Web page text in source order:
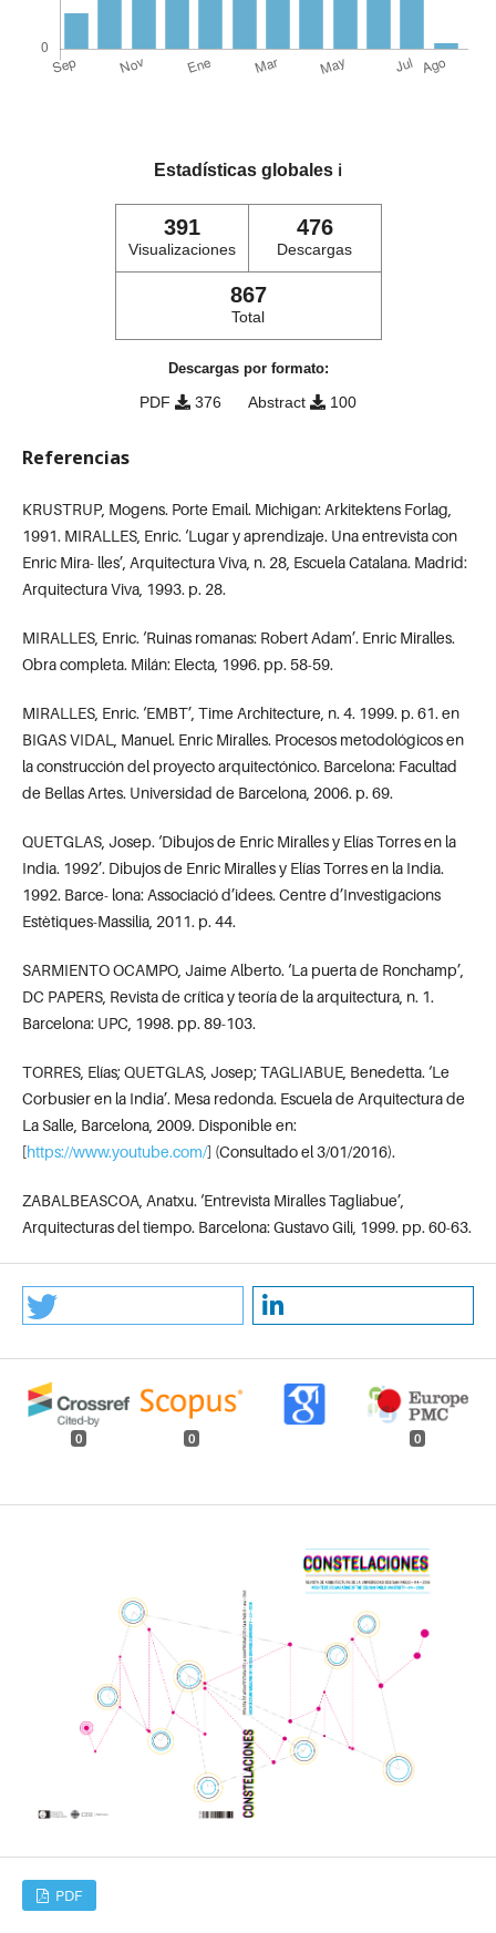
Estadísticas globales ℹ️
391
Visualizaciones
476
Descargas
867
Total
Descargas por formato:
PDF 376 Abstract 100
Referencias
KRUSTRUP, Mogens. Porte Email. Michigan: Arkitektens Forlag,
1991. MIRALLES, Enric. ‘Lugar y aprendizaje. Una entrevista con
Enric Mira- lles’, Arquitectura Viva, n. 28, Escuela Catalana. Madrid:
Arquitectura Viva, 1993. p. 28.
MIRALLES, Enric. ‘Ruinas romanas: Robert Adam’. Enric Miralles.
Obra completa. Milán: Electa, 1996. pp. 58-59.
MIRALLES, Enric. ‘EMBT’, Time Architecture, n. 4. 1999. p. 61. en
BIGAS VIDAL, Manuel. Enric Miralles. Procesos metodológicos en
la construcción del proyecto arquitectónico. Barcelona: Facultad
de Bellas Artes. Universidad de Barcelona, 2006. p. 69.
QUETGLAS, Josep. ‘Dibujos de Enric Miralles y Elías Torres en la
India. 1992’. Dibujos de Enric Miralles y Elías Torres en la India.
1992. Barce- lona: Associació d’idees. Centre d’Investigacions
Estètiques-Massilia, 2011. p. 44.
SARMIENTO OCAMPO, Jaime Alberto. ‘La puerta de Ronchamp’,
DC PAPERS, Revista de crítica y teoría de la arquitectura, n. 1.
Barcelona: UPC, 1998. pp. 89-103.
TORRES, Elías; QUETGLAS, Josep; TAGLIABUE, Benedetta. ‘Le
Corbusier en la India’. Mesa redonda. Escuela de Arquitectura de
La Salle, Barcelona, 2009. Disponible en:
[https://www.youtube.com/] (Consultado el 3/01/2016).
ZABALBEASCOA, Anatxu. ‘Entrevista Miralles Tagliabue’,
Arquitecturas del tiempo. Barcelona: Gustavo Gili, 1999. pp. 60-63.
PDF
0 0 0